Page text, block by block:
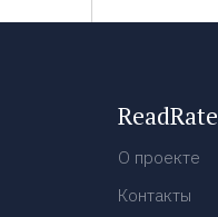
ReadRate
О проекте
Контакты